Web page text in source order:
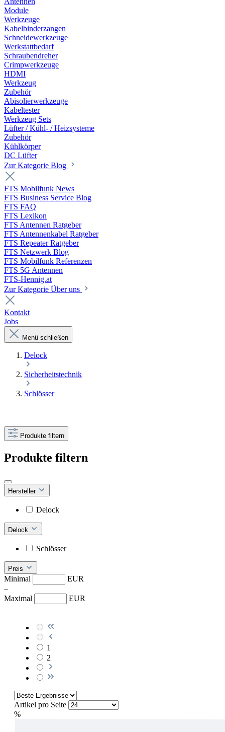
Module
Werkzeuge
Kabelbinderzangen
Schneidewerkzeuge
Werkstattbedarf
Schraubendreher
Crimpwerkzeuge
HDMI
Werkzeug
Zubehör
Abisolierwerkzeuge
Kabeltester
Werkzeug Sets
Lüfter / Kühl- / Heizsysteme
Zubehör
Kühlkörper
DC Lüfter
Zur Kategorie Blog
FTS Mobilfunk News
FTS Business Service Blog
FTS FAQ
FTS Lexikon
FTS Antennen Ratgeber
FTS Antennenkabel Ratgeber
FTS Repeater Ratgeber
FTS Netzwerk Blog
FTS Mobilfunk Referenzen
FTS 5G Antennen
FTS-Hennig.at
Zur Kategorie Über uns
Kontakt
Jobs
Menü schließen
Delock
Sicherheitstechnik
Schlösser
Produkte filtern
Produkte filtern
Hersteller
Delock
Delock
Schlösser
Preis
Minimal
EUR
–
Maximal
EUR
1
2
Artikel pro Seite
%